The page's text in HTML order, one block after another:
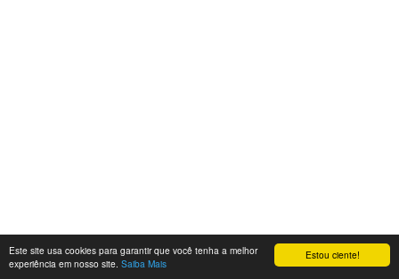
Estou ciente!
Este site usa cookies para garantir que você tenha a melhor
experiência em nosso site. Saiba Mais